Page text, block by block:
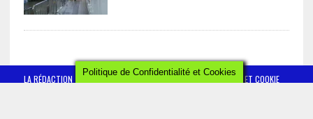
LA RÉDACTION CONTACT
POLITIQUE DE CONFIDENTIALITÉ ET COOKIE
Politique de Confidentialité et Cookies